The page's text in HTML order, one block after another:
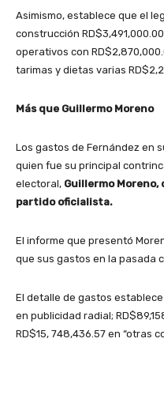
Asimismo, establece que el
construcción
operativos con
tarimas y dietas varias
Más que Guillermo Moreno
Los gastos de Fernández en
quien fue su principal
electoral, Guillermo
partido oficialista.
El informe que presentó
que sus gastos en la pasada
El detalle de gastos
en publicidad radial;
RD$15, 748,436.57 en “otras